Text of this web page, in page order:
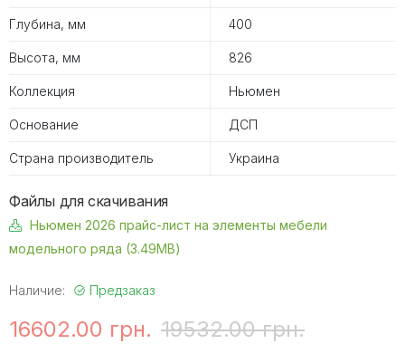
Глубина, мм 400
Высота, мм 826
Коллекция Ньюмен
Основание ДСП
Страна производитель Украина
Файлы для скачивания
Ньюмен 2026 прайс-лист на элементы мебели
модельного ряда (3.49MB)
Наличие: Предзаказ
16602.00 грн. 19532.00 грн.